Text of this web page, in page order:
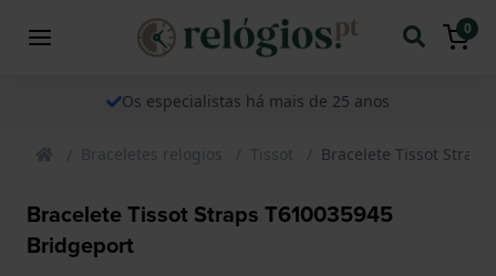
0
Os especialistas há mais de 25 anos
Braceletes relogios Tissot Bracelete Tissot
Bracelete Tissot Straps T610035945
Bridgeport